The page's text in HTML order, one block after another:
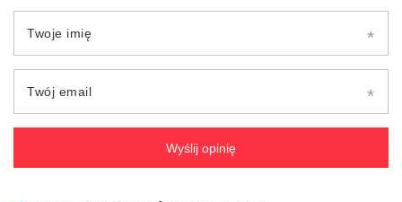
Twoje imię
Twój email
Wyślij opinię